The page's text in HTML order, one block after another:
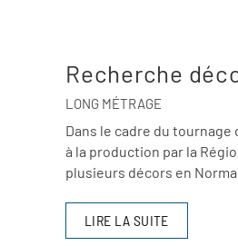
Recherche
LONG MÉTRAGE
Dans le cadre du tournage
à la production par la
plusieurs décors en
LIRE LA SUITE